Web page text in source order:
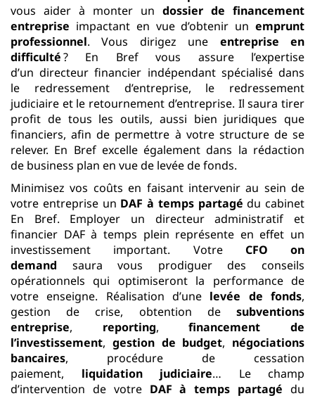
vous aider à monter un dossier de financement
entreprise impactant en vue d’obtenir un emprunt
professionnel. Vous dirigez une entreprise en
difficulté? En Bref vous assure l’expertise
d’undirecteur financier indépendant spécialisé dans
le redressement d’entreprise, le redressement
judiciaire et le retournement d’entreprise. Il saura tirer
profit de tous les outils, aussi bien juridiques que
financiers, afin de permettre à votre structure de se
relever. En Bref excelle également dans la rédaction
de business plan en vue de levée de fonds.
Minimisez vos coûts en faisant intervenir au sein de
votre entreprise un DAF à temps partagé du cabinet
En Bref. Employer un directeur administratif et
financier DAF à temps plein représente en effet un
investissement important. Votre CFO on
demand saura vous prodiguer des conseils
opérationnels qui optimiseront la performance de
votre enseigne. Réalisation d’une levée de fonds,
gestion de crise, obtention de subventions
entreprise, reporting,financement de
l’investissement, gestion de budget, négociations
bancaires, procédure de cessation
paiement, liquidation judiciaire… Le champ
d’intervention de votre DAF à temps partagé du